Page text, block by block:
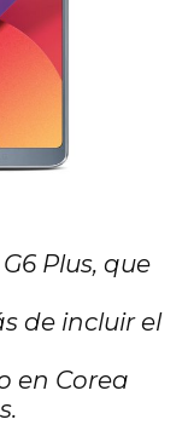
Plus, que
de incluir el
en Corea